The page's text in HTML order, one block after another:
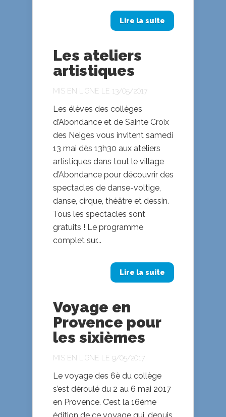
Lire la suite
Les ateliers
artistiques
MIS EN LIGNE LE 13/05/2017
Les élèves des collèges
d’Abondance et de Sainte Croix
des Neiges vous invitent samedi
13 mai dès 13h30 aux ateliers
artistiques dans tout le village
d’Abondance pour découvrir des
spectacles de danse-voltige,
danse, cirque, théâtre et dessin.
Tous les spectacles sont
gratuits ! Le programme
complet sur...
Lire la suite
Voyage en
Provence pour
les sixièmes
MIS EN LIGNE LE 9/05/2017
Le voyage des 6è du collège
s’est déroulé du 2 au 6 mai 2017
en Provence. C’est la 16ème